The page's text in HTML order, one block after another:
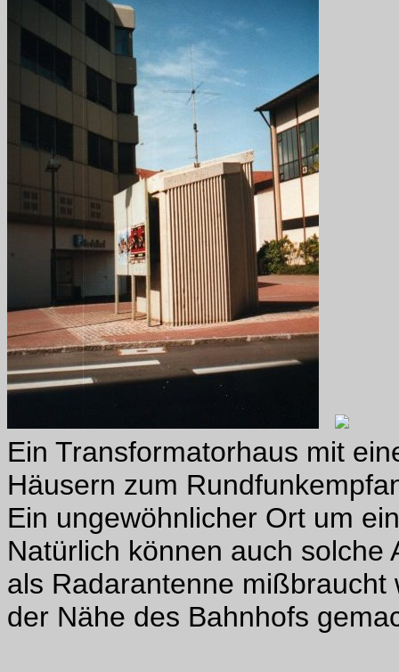
Ein Transformatorhaus mit
Häusern zum
Ein ungewöhnlicher Ort um
Natürlich können auch solche
als Radarantenne
der Nähe des Bahnhofs